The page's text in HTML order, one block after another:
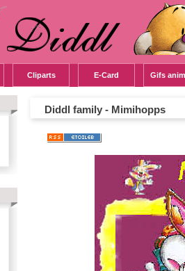
Cliparts E-Card Gifs
Diddl family - Mimihopps